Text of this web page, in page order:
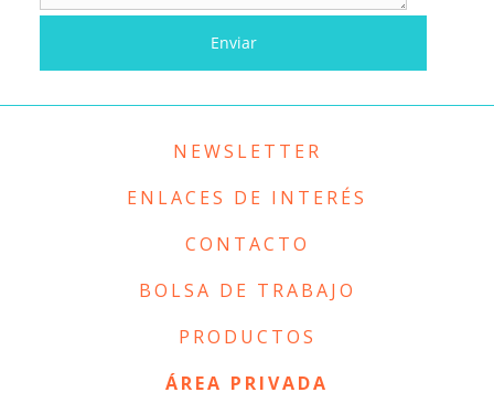
NEWSLETTER
ENLACES DE INTERÉS
CONTACTO
BOLSA DE TRABAJO
PRODUCTOS
ÁREA PRIVADA